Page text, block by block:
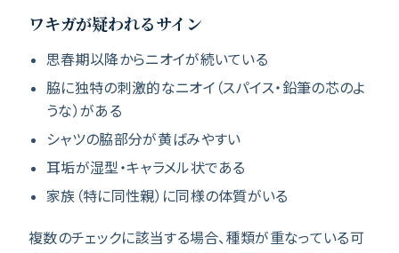
ワキガが疑われるサイン
思春期以降からニオイが続いている
脇に独特の刺激的なニオイ（スパイス・鉛筆の芯のよ
うな）がある
シャツの脇部分が黄ばみやすい
耳垢が湿型・キャラメル状である
家族（特に同性親）に同様の体質がいる
複数のチェックに該当する場合、種類が重なっている可